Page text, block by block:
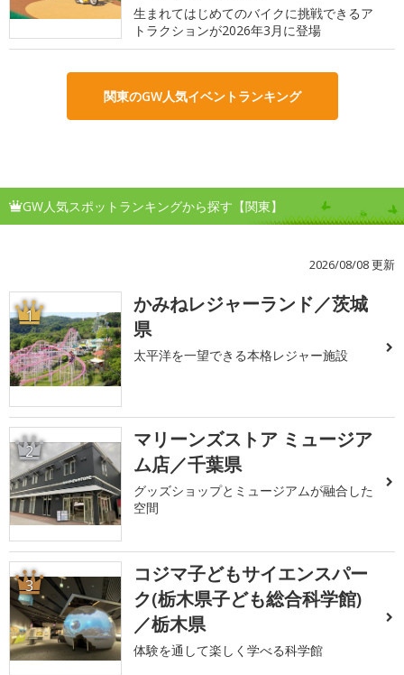
生まれてはじめてのバイクに挑戦できるア
トラクションが2026年3月に登場
関東のGW人気イベントランキング
GW人気スポットランキングから探す【関東】
2026/08/08 更新
1
かみねレジャーランド／茨城
県
太平洋を一望できる本格レジャー施設
2
マリーンズストア ミュージア
ム店／千葉県
グッズショップとミュージアムが融合した
空間
3
コジマ子どもサイエンスパー
ク(栃木県子ども総合科学館)
／栃木県
体験を通して楽しく学べる科学館